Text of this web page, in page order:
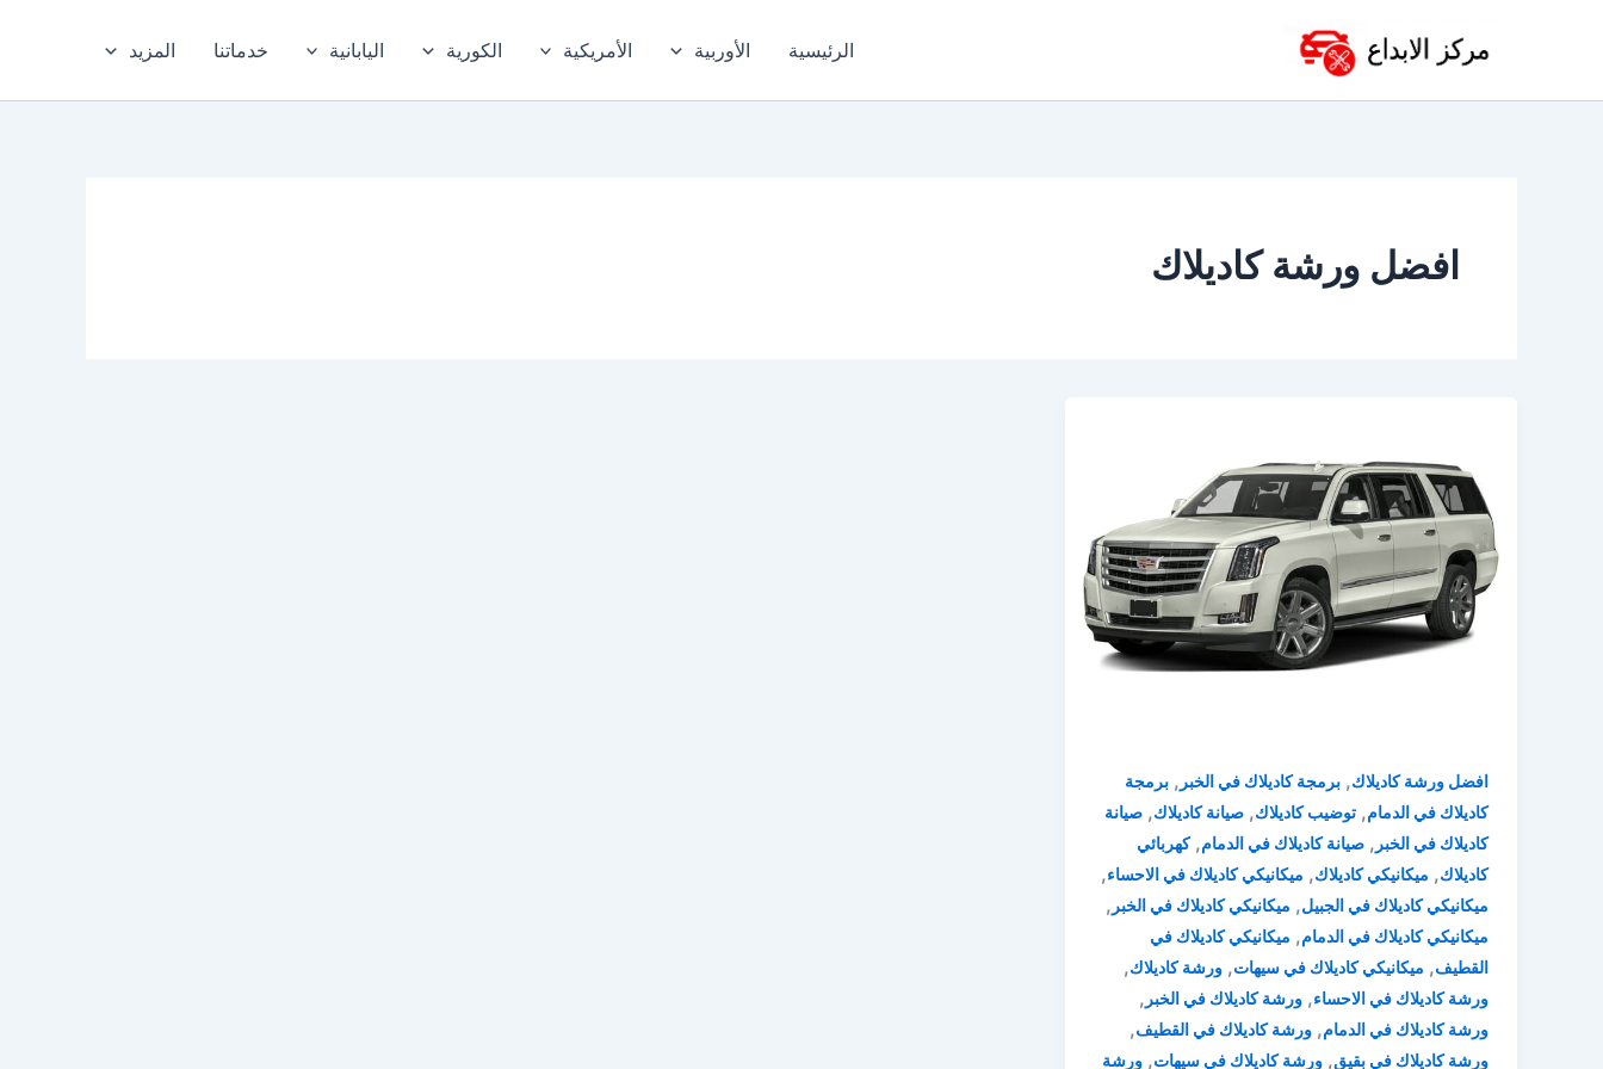
الرئيسية الأوربية الأمريكية الكورية اليابانية خدماتنا المزيد
افضل ورشة كاديلاك
افضل ورشة كاديلاك, برمجة كاديلاك في الخبر , برمجة
كاديلاك في الدمام, توضيب كاديلاك, صيانة كاديلاك, صيانة
كاديلاك في الخبر , صيانة كاديلاك في الدمام,كهربائي
كاديلاك, ميكانيكي كاديلاك, ميكانيكي كاديلاك في الاحساء,
ميكانيكي كاديلاك في الجبيل, ميكانيكي كاديلاك في الخبر ,
ميكانيكي كاديلاك في الدمام, ميكانيكي كاديلاك في
القطيف, ميكانيكي كاديلاك في سيهات, ورشة كاديلاك,
ورشة كاديلاك في الاحساء, ورشة كاديلاك في الخبر ,
ورشة كاديلاك في الدمام, ورشة كاديلاك في القطيف,
ورشة كاديلاك في بقيق, ورشة كاديلاك في سيهات, ورشة